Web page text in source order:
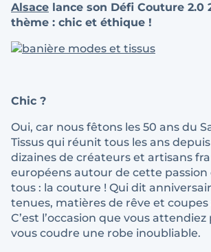
Alsace lance son Défi Couture 2.0
thème : chic et éthique !
Chic ?
Oui, car nous fêtons les 50 ans du
Tissus qui réunit tous les ans depuis
dizaines de créateurs et artisans
européens autour de cette passion
tous : la couture ! Qui dit
tenues, matières de rêve et coupes
C’est l’occasion que vous
vous coudre une robe inoubliable.